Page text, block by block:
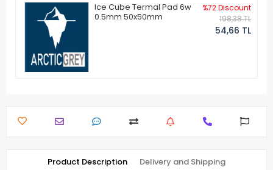
Ice Cube Termal Pad 6w
0.5mm 50x50mm
%72 Discount
198,38 TL
54,66 TL
Product Description Delivery and Shipping